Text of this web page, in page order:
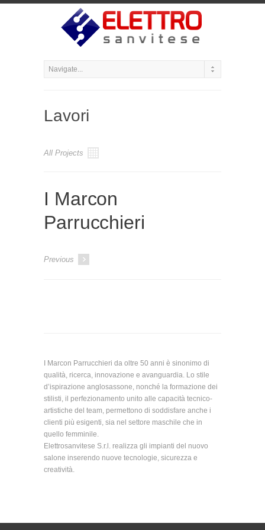
Lavori
All Projects
I Marcon
Parrucchieri
Previous
I Marcon Parrucchieri da oltre 50 anni è sinonimo di
qualità, ricerca, innovazione e avanguardia. Lo stile
d’ispirazione anglosassone, nonché la formazione dei
stilisti, il perfezionamento unito alle capacità tecnico-
artistiche del team, permettono di soddisfare anche i
clienti più esigenti, sia nel settore maschile che in
quello femminile.
Elettrosanvitese S.r.l. realizza gli impianti del nuovo
salone inserendo nuove tecnologie, sicurezza e
creatività.